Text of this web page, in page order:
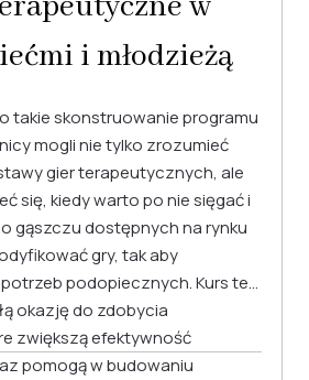
i młodzieżą
takie skonstruowanie programu
mogli nie tylko zrozumieć
gier terapeutycznych, ale
się, kiedy warto po nie sięgać i
gąszczu dostępnych na rynku
gry, tak aby
podopiecznych. Kurs ten
okazję do zdobycia
zwiększą efektywność
pomogą w budowaniu